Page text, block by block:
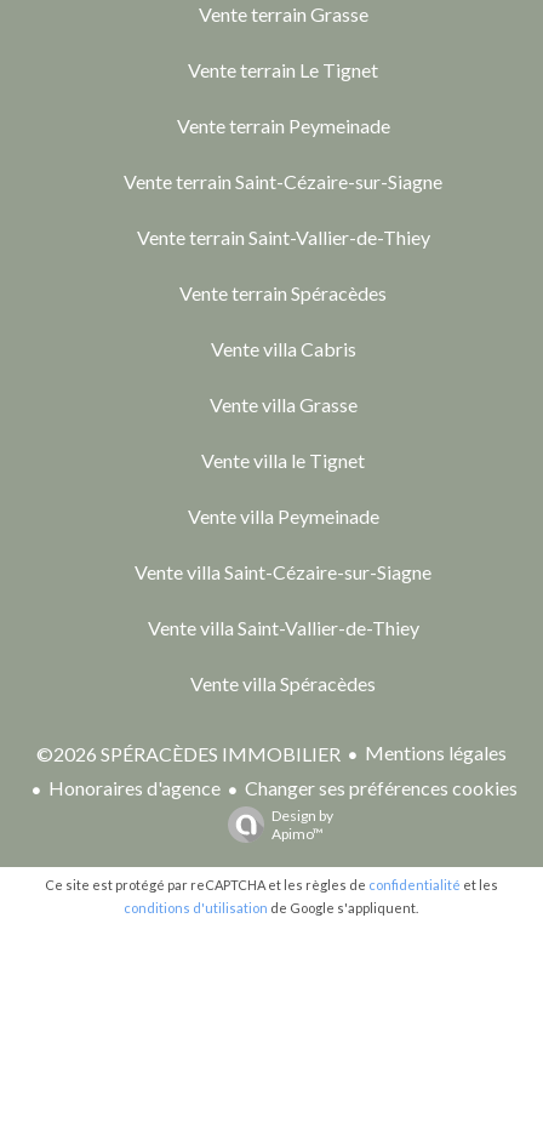
Vente terrain Grasse
Vente terrain Le Tignet
Vente terrain Peymeinade
Vente terrain Saint-Cézaire-sur-Siagne
Vente terrain Saint-Vallier-de-Thiey
Vente terrain Spéracèdes
Vente villa Cabris
Vente villa Grasse
Vente villa le Tignet
Vente villa Peymeinade
Vente villa Saint-Cézaire-sur-Siagne
Vente villa Saint-Vallier-de-Thiey
Vente villa Spéracèdes
©2026 SPÉRACÈDES IMMOBILIER
Mentions légales
Honoraires d'agence
Changer ses préférences cookies
Design by
Apimo™
Ce site est protégé par reCAPTCHA et les règles de confidentialité et les
conditions d'utilisation de Google s'appliquent.